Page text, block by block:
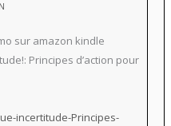
sur amazon kindle
Principes d’action pour
incertitude-Principes-